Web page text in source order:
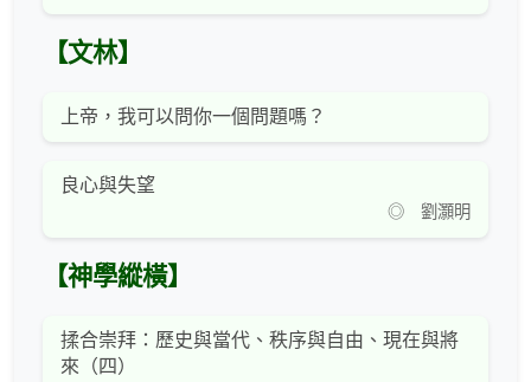
【文林】
上帝，我可以問你一個問題嗎？
良心與失望
◎ 劉灝明
【神學縱橫】
揉合崇拜：歷史與當代、秩序與自由、現在與將
來（四）